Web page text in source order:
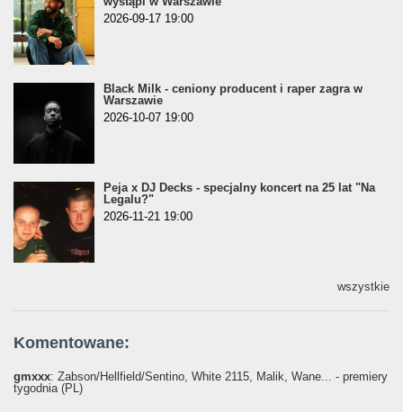
2026-09-17 19:00
Black Milk - ceniony producent i raper zagra w
Warszawie
2026-10-07 19:00
Peja x DJ Decks - specjalny koncert na 25 lat "Na
Legalu?"
2026-11-21 19:00
wszystkie
Komentowane:
gmxxx: Żabson/Hellfield/Sentino, White 2115, Malik, Wane... - premiery
tygodnia (PL)